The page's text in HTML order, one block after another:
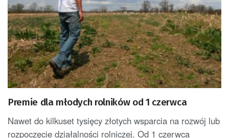
Premie dla młodych rolników od 1 czerwca
Nawet do kilkuset tysięcy złotych wsparcia na rozwój lub
rozpoczęcie działalności rolniczej. Od 1 czerwca